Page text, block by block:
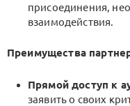
присоединения,
взаимодействия.
Преимущества
Прямой доступ к
заявить о своих